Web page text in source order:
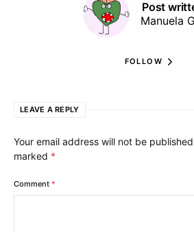
Post
Manuela
FOLLOW
LEAVE A REPLY
Your email address will not be
marked *
Comment *